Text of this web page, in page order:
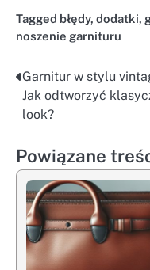
Tagged błędy, dodatki,
noszenie garnituru
Nawigacja
wpisu
Garnitur w stylu
Jak odtworzyć
look?
Powiązane